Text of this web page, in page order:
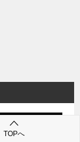
TOPへ